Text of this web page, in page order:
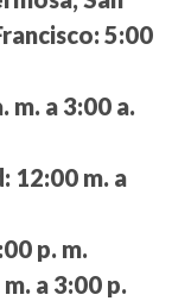
5:00
m. a 3:00 a.
12:00 m. a
p. m.
a 3:00 p.